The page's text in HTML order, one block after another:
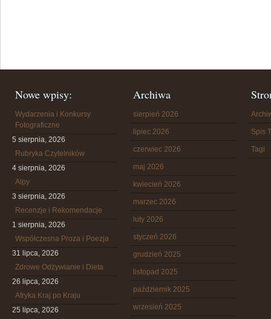
Nowe wpisy:
Wydarzenia i Konkursy
Fotograficzne
5 sierpnia, 2026
Rubryka Czytelników
4 sierpnia, 2026
Alpy
3 sierpnia, 2026
Recenzje i Rekomendacje
1 sierpnia, 2026
Współczesna Proza i Poezja
31 lipca, 2026
Zdrowe Odżywianie i Dieta
26 lipca, 2026
Afryka Kraj po Kraju
25 lipca, 2026
Archiwa
sierpień 2026
lipiec 2026
czerwiec 2026
maj 2026
kwiecień 2026
marzec 2026
luty 2026
styczeń 2026
grudzień 2025
listopad 2025
październik 2025
wrzesień 2025
Spis
Tagi